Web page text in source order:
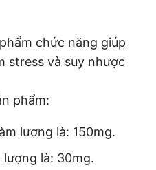
chức năng giúp
stress và suy nhược
phẩm:
lượng là: 150mg.
lượng là: 30mg.